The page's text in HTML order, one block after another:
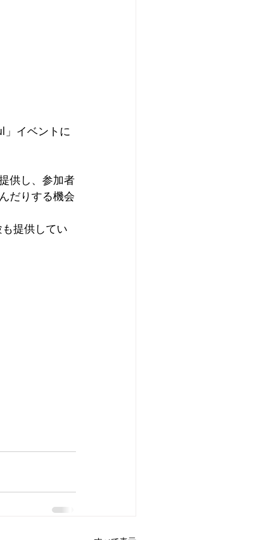
」イベントに
供し、参加者
だりする機会
提供してい